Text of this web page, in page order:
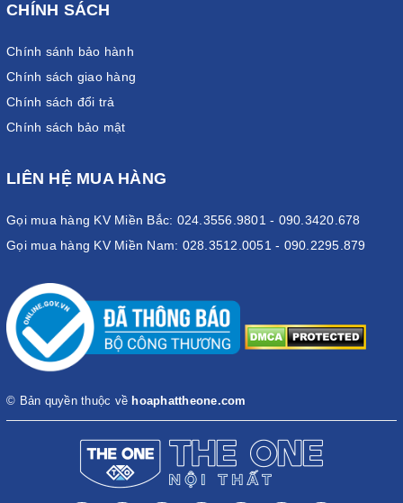
CHÍNH SÁCH
Chính sánh bảo hành
Chính sách giao hàng
Chính sách đổi trả
Chính sách bảo mật
LIÊN HỆ MUA HÀNG
Gọi mua hàng KV Miền Bắc: 024.3556.9801 - 090.3420.678
Gọi mua hàng KV Miền Nam: 028.3512.0051 - 090.2295.879
© Bản quyền thuộc về hoaphattheone.com